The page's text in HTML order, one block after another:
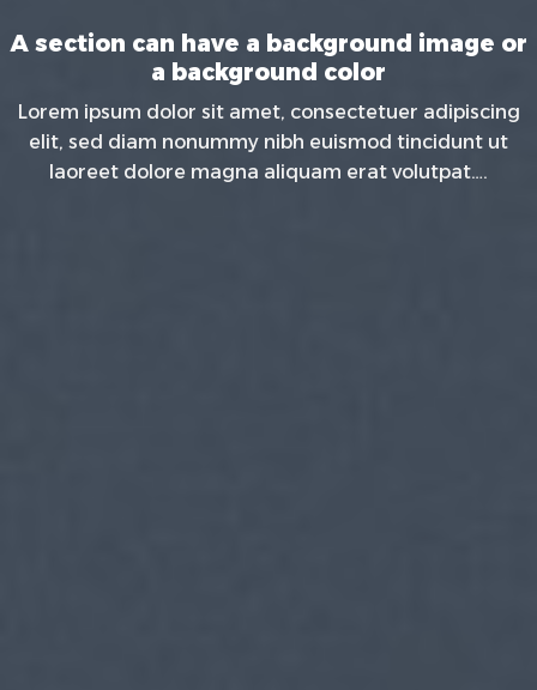
A section can have a background image or
a background color
Lorem ipsum dolor sit amet, consectetuer adipiscing
elit, sed diam nonummy nibh euismod tincidunt ut
laoreet dolore magna aliquam erat volutpat….